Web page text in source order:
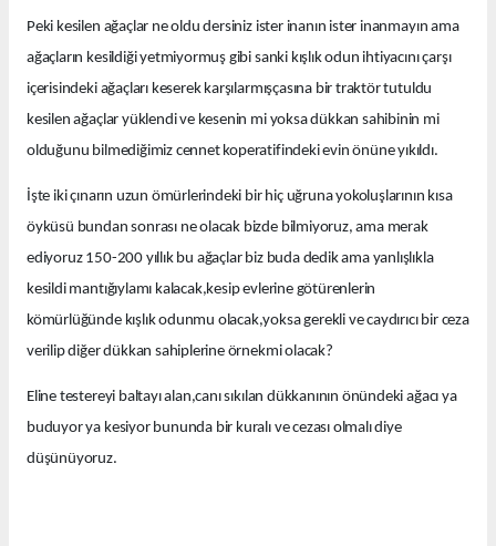
Peki kesilen ağaçlar ne oldu dersiniz ister inanın ister inanmayın ama
ağaçların kesildiği yetmiyormuş gibi sanki kışlık odun ihtiyacını çarşı
içerisindeki ağaçları keserek karşılarmışçasına bir traktör tutuldu
kesilen ağaçlar yüklendi ve kesenin mi yoksa dükkan sahibinin mi
olduğunu bilmediğimiz cennet koperatifindeki evin önüne yıkıldı.
İşte iki çınarın uzun ömürlerindeki bir hiç uğruna yokoluşlarının kısa
öyküsü bundan sonrası ne olacak bizde bilmiyoruz, ama merak
ediyoruz 150-200 yıllık bu ağaçlar biz buda dedik ama yanlışlıkla
kesildi mantığıylamı kalacak,kesip evlerine götürenlerin
kömürlüğünde kışlık odunmu olacak,yoksa gerekli ve caydırıcı bir ceza
verilip diğer dükkan sahiplerine örnekmi olacak?
Eline testereyi baltayı alan,canı sıkılan dükkanının önündeki ağacı ya
buduyor ya kesiyor bununda bir kuralı ve cezası olmalı diye
düşünüyoruz.